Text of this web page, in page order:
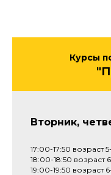
Курсы
Вторник,
17:00-17:50 возраст
18:00-18:50 возраст
19:00-19:50 возраст